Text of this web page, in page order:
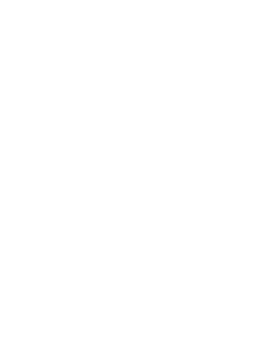
Công nghệ Aqua Ceramic giúp
Nắp rửa được làm bằng vật liệu